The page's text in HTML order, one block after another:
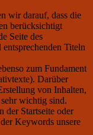
wir darauf, dass die
berücksichtigt
Seite des
Titeln
zum Fundament
Darüber
von Inhalten,
wichtig sind.
der Startseite oder
Keywords unsere